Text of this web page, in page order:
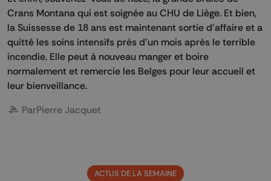
Crans Montana qui est soignée au CHU de Liège. Et bien,
la Suissesse de 18 ans est maintenant sortie d’affaire et a
quitté les soins intensifs près d’un mois après le terrible
incendie. Elle peut à nouveau manger et boire
normalement et remercie les Belges pour leur accueil et
leur bienveillance.
ParPierre Jacquet
ACTUS DE LA SEMAINE